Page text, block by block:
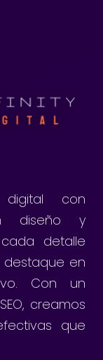
digital con
diseño y
detalle
en
Con un
creamos
que